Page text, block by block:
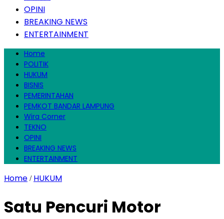
OPINI
BREAKING NEWS
ENTERTAINMENT
Home
POLITIK
HUKUM
BISNIS
PEMERINTAHAN
PEMKOT BANDAR LAMPUNG
Wira Corner
TEKNO
OPINI
BREAKING NEWS
ENTERTAINMENT
Home / HUKUM
Satu Pencuri Motor